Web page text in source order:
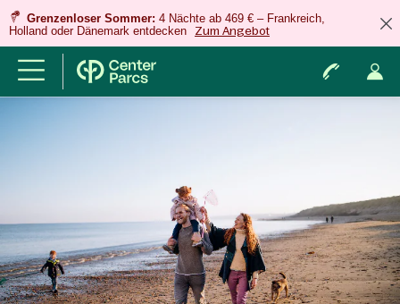
Grenzenloser Sommer: 4 Nächte ab 469 € – Frankreich,
Holland oder Dänemark entdecken
Zum Angebot